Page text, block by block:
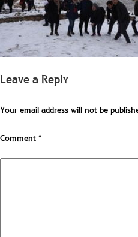
Leave a Reply
Your email address will not be
Comment*